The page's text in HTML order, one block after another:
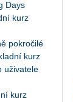
Days
kurz
pokročilé
kurz
uživatele
kurz